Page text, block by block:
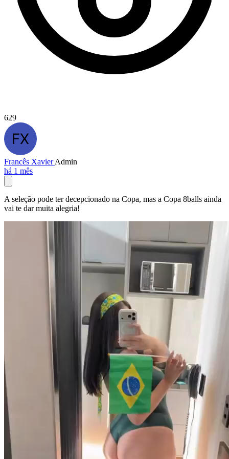
629
Francês XavierAdmin
há 1 mês
A seleção pode ter decepcionado na Copa, mas a Copa 8balls ainda
vai te dar muita alegria!